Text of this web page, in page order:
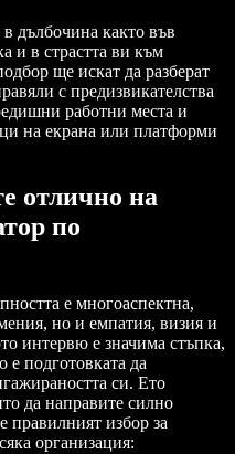
дълбочина както във
и в страстта ви към
ще искат да разберат
с предизвикателства
работни места и
на екрана или платформи
отлично на
по
е многоаспектна,
но и емпатия, визия и
интервю е значима стъпка,
е подготовката да
си. Ето
да направите силно
правилният избор за
организация: